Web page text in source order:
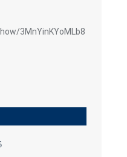
3MnYinKYoMLb8